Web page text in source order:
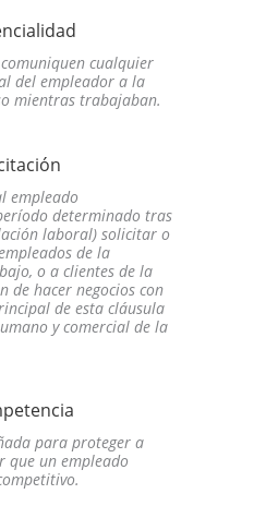
cualquier
del empleador a la
mientras trabajaban.
empleado
determinado tras
laboral) solicitar o
de la
o a clientes de la
de hacer negocios con
de esta cláusula
y comercial de la
para proteger a
que un empleado